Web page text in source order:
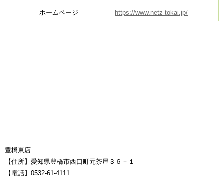
ホームページ https://www.netz-tokai.jp/
豊橋東店
【住所】愛知県豊橋市西口町元茶屋３６－１
【電話】0532-61-4111